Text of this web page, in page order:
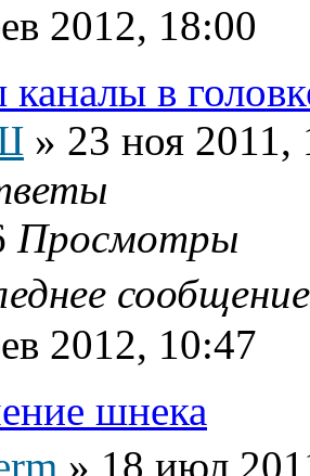
2012, 18:00
в
» 23 ноя 2011,
Просмотры
2012, 10:47
шнека
» 18 июл